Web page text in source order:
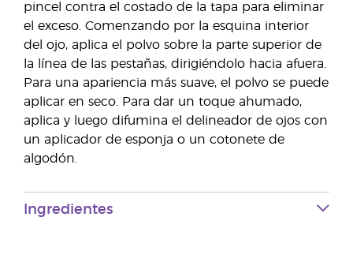
pincel contra el costado de la tapa para eliminar
el exceso. Comenzando por la esquina interior
del ojo, aplica el polvo sobre la parte superior de
la línea de las pestañas, dirigiéndolo hacia afuera.
Para una apariencia más suave, el polvo se puede
aplicar en seco. Para dar un toque ahumado,
aplica y luego difumina el delineador de ojos con
un aplicador de esponja o un cotonete de
algodón.
Ingredientes